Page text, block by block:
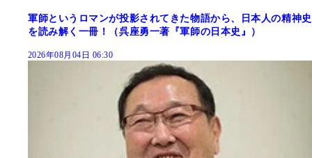
軍師というロマンが投影されてきた物語から、日本人の精神史
を読み解く一冊！（呉座勇一著『軍師の日本史』）
2026年08月04日 06:30